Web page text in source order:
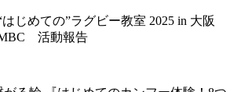
はじめての”ラグビー教室 2025 in 大阪
活動報告